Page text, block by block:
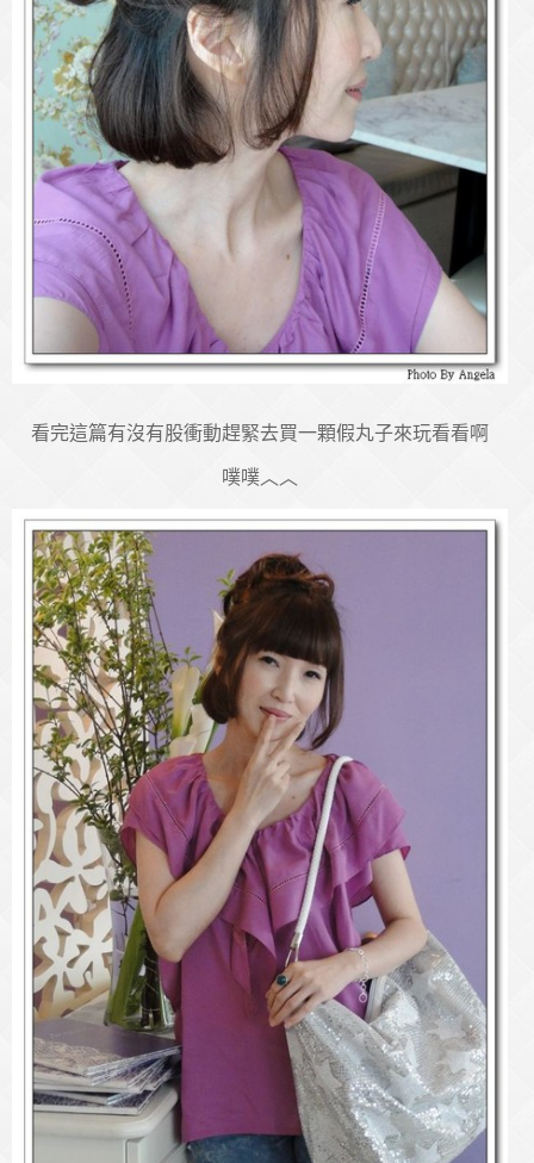
看完這篇有沒有股衝動趕緊去買一顆假丸子來玩看看啊
噗噗︿︿